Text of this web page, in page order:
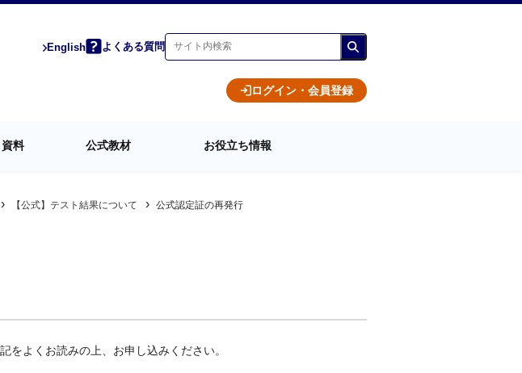
English よくある質問
ログイン・会員登録
料 公式教材 お役立ち情報
【公式】テスト結果について 公式認定証の再発行
よくお読みの上、お申し込みください。